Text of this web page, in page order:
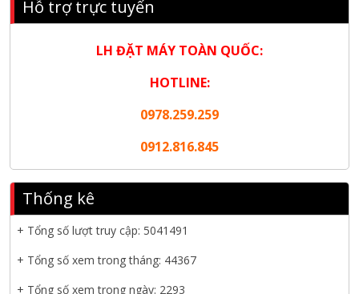
NANIBI khai trương văn phòng Ninh Bình & kỷ niệm 15 năm
Nanibi Cung Cấp Động Cơ Weichai Cho Tàu Vận Tải Minh
KHAI XUÂN 2026 – KHỞI ĐẦU MAY MẮN, VỮNG BƯỚC
THÀNH CÔNG
THƯ CHÚC MỪNG NĂM MỚI 2026
CÙNG PHÁT TRIỂN
Hỗ trợ trực tuyến
LH ĐẶT MÁY TOÀN QUỐC:
HOTLINE:
0978.259.259
0912.816.845
Thống kê
+ Tổng số lượt truy cập: 5041491
+ Tổng số xem trong tháng: 44367
+ Tổng số xem trong ngày: 2293